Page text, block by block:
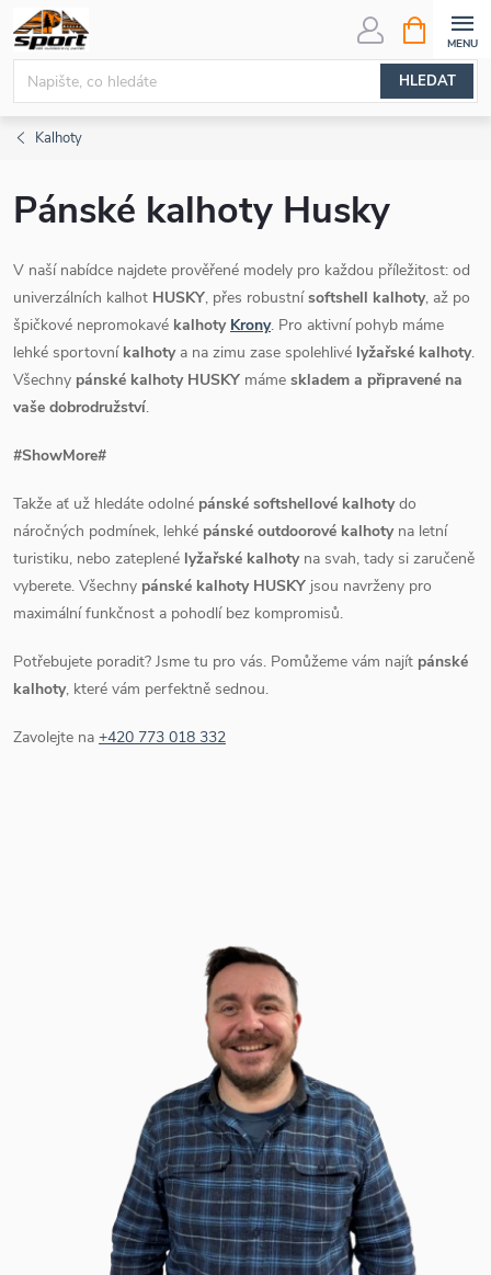
Přejít
na
obsah
HLEDAT
NÁKUPNÍ
KOŠÍK
Kalhoty
Pánské kalhoty Husky
V naší nabídce najdete prověřené modely pro každou příležitost: od
univerzálních kalhot HUSKY, přes robustnísoftshell kalhoty, až po
špičkové nepromokavé kalhoty Krony. Pro aktivní pohyb máme
lehké sportovní kalhoty a na zimu zase spolehlivé lyžařské kalhoty.
Všechny pánské kalhoty HUSKY máme skladem a připravené na
vaše dobrodružství.
#ShowMore#
Takže ať už hledáte odolné pánské softshellové kalhotydo
náročných podmínek, lehké pánské outdoorové kalhotyna letní
turistiku, nebo zateplené lyžařské kalhotyna svah, tady si zaručeně
vyberete. Všechny pánské kalhoty HUSKY jsou navrženy pro
maximální funkčnost a pohodlí bez kompromisů.
Potřebujete poradit? Jsme tu pro vás. Pomůžeme vám najít pánské
kalhoty, které vám perfektně sednou.
Zavolejte na +420 773 018 332